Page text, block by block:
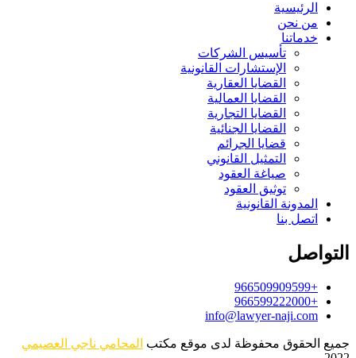
الرئيسية
من نحن
خدماتنا
تأسيس الشركات
الإستشارات القانونية
القضايا العقارية
القضايا العمالية
القضايا التجارية
القضايا الجنائية
قضايا الجرائم
التمثيل القانوني
صياغة العقود
توثيق العقود
المدونة القانونية
اتصل بنا
التواصل
+966509909599
+966599222000
info@lawyer-naji.com
جميع الحقوق محفوظة لدى موقع مكتب المحامي ناجي العصيمي